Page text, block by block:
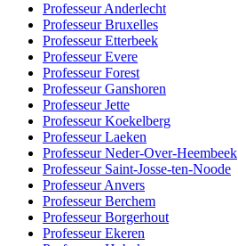
Professeur Anderlecht
Professeur Bruxelles
Professeur Etterbeek
Professeur Evere
Professeur Forest
Professeur Ganshoren
Professeur Jette
Professeur Koekelberg
Professeur Laeken
Professeur Neder-Over-Heembeek
Professeur Saint-Josse-ten-Noode
Professeur Anvers
Professeur Berchem
Professeur Borgerhout
Professeur Ekeren